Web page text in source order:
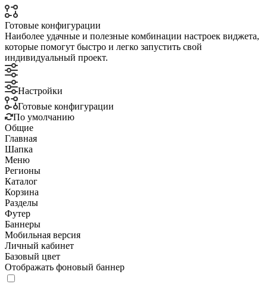
Готовые конфигурации
Наиболее удачные и полезные комбинации настроек виджета,
которые помогут быстро и легко запустить свой
индивидуальный проект.
Настройки
Готовые конфигурации
По умолчанию
Общие
Главная
Шапка
Меню
Регионы
Каталог
Корзина
Разделы
Футер
Баннеры
Мобильная версия
Личный кабинет
Базовый цвет
Отображать фоновый баннер